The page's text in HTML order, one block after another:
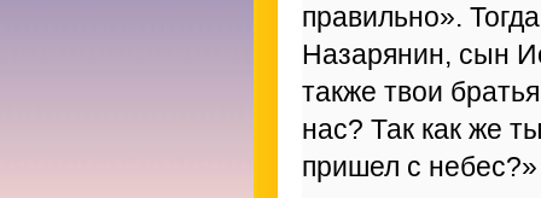
правильно».
Назарянин, сын
также твои
нас? Так как же
пришел с небес?»